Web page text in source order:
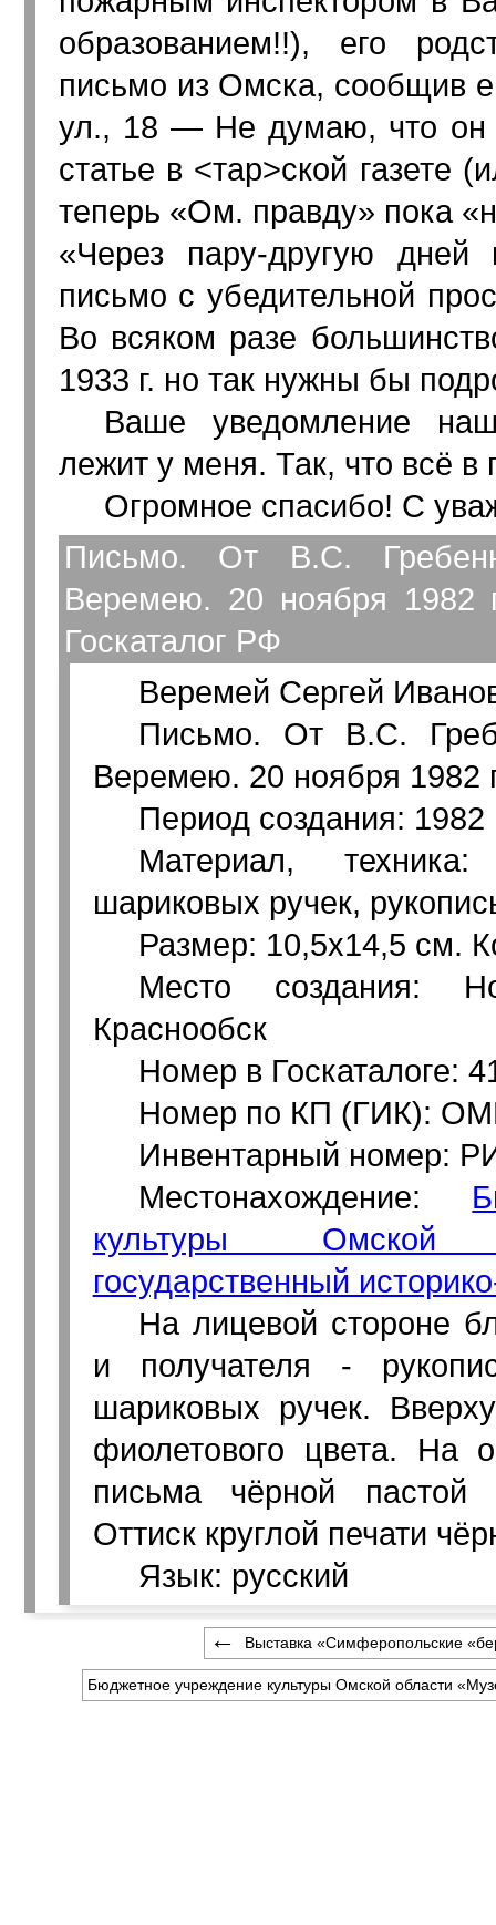
образованием!!), его
письмо из Омска, сообщив
ул., 18 — Не думаю, что он
статье в <тар>ской газете
теперь
Ом. правду пока
Через пару-другую
письмо с убедительной
Во всяком разе
1933 г. но так нужны бы
Ваше уведомление
лежит у меня. Так, что всё в
Огромное спасибо! С
Письмо. От В.С.
Веремею. 20 ноября 1982
Госкаталог РФ
Веремей Сергей
Письмо. От В.С.
Веремею. 20 ноября 1982
Период создания: 1982
Материал,
шариковых ручек,
Размер: 10,5х14,5 см.
Место создания:
Краснообск
Номер в Госкаталоге:
Номер по КП (ГИК):
Инвентарный номер:
Местонахождение:
культуры
государственный
На лицевой стороне
и получателя -
шариковых ручек.
фиолетового цвета. На
письма чёрной
Оттиск круглой печати
Язык: русский
Выставка «Симферопольские
Бюджетное учреждение культуры Омской области